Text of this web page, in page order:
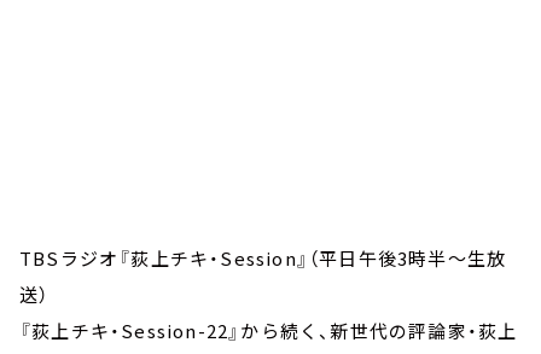
TBSラジオ『荻上チキ・Session』（平日午後3時半～生放
送）
『荻上チキ・Session-22』から続く、新世代の評論家・荻上